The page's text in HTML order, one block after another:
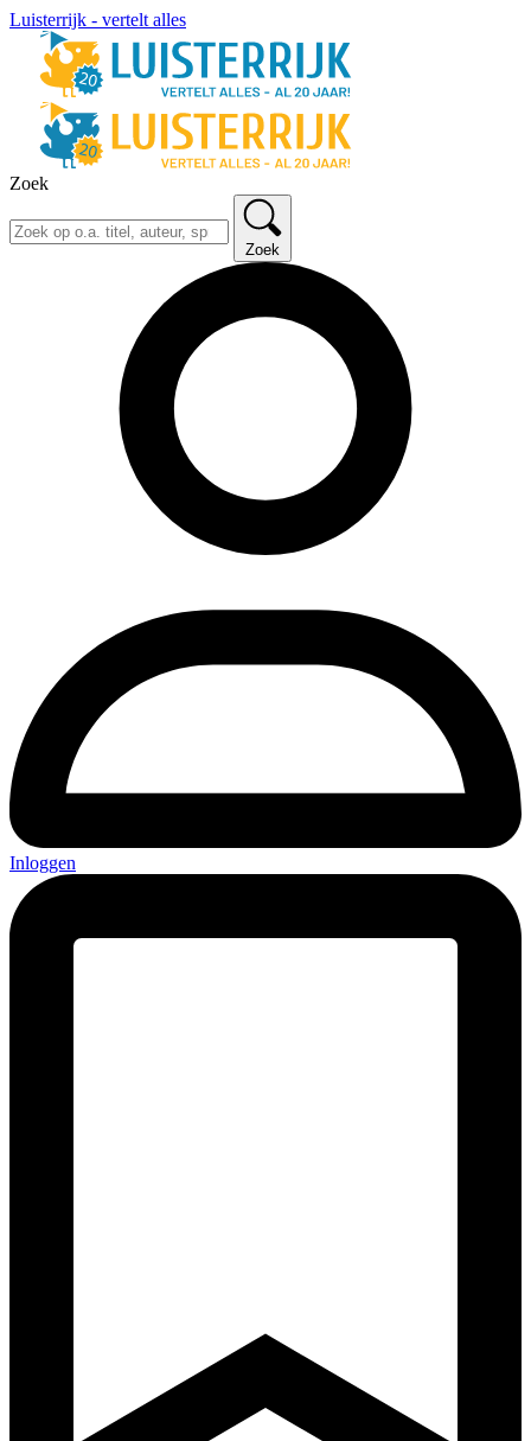
Luisterrijk - vertelt alles
Zoek
Zoek
Inloggen